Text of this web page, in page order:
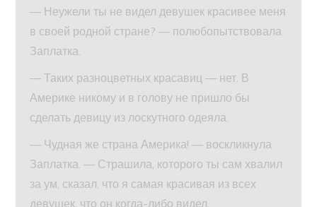
— Неужели ты не видел девушек красивее меня
в своей родной стране? — полюбопытствовала
Заплатка.
— Таких разноцветных красавиц — нет. В
Америке никому и в голову не пришло бы
сделать девицу из лоскутного одеяла.
— Чудная же страна Америка! — воскликнула
Заплатка. — Страшила, которого ты сам хвалил
за ум, сказал, что я самая красивая из всех
девушек, что он когда-либо видел.